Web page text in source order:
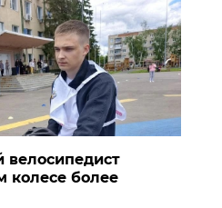
колесе более